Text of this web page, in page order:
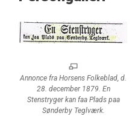
Annonce fra Horsens Folkeblad, d.
28. december 1879. En
Stenstryger kan faa Plads paa
Sønderby Teglværk.